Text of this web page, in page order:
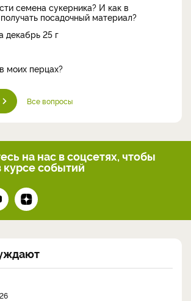
семена сукерника? И как в
посадочный материал?
декабрь 25 г
моих перцах?
Все вопросы
на нас в соцсетях, чтобы
курсе событий